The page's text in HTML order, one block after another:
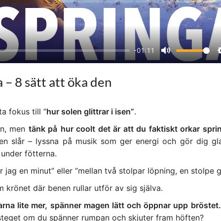
-01:11
M
y
8 sätt att öka den
fokus till ”hur solen glittrar i isen”.
men tänk på hur coolt det är att du faktiskt orkar
slår – lyssna på musik som ger energi och gör dig
fötterna.
jag en minut” eller ”mellan två stolpar löpning, en stolpe
krönet där benen rullar utför av sig själva.
lite mer, spänner magen lätt och öppnar upp bröstet.
om du spänner rumpan och skjuter fram höften?